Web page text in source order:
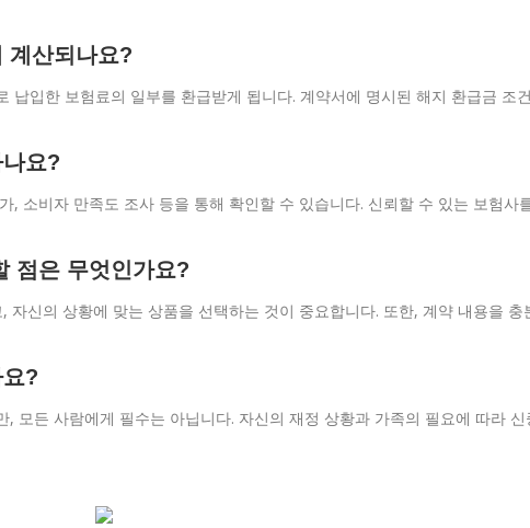
계산되나요?
납입한 보험료의 일부를 환급받게 됩니다. 계약서에 명시된 해지 환급금 조건
요?
, 소비자 만족도 조사 등을 통해 확인할 수 있습니다. 신뢰할 수 있는 보험사
점은 무엇인가요?
자신의 상황에 맞는 상품을 선택하는 것이 중요합니다. 또한, 계약 내용을 충
?
모든 사람에게 필수는 아닙니다. 자신의 재정 상황과 가족의 필요에 따라 신